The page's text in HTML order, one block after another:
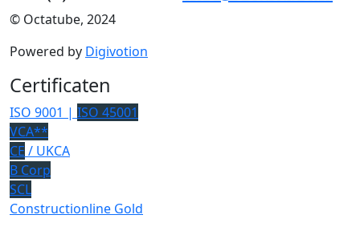
© Octatube, 2024
Powered by Digivotion
Certificaten
ISO 9001 | ISO 45001
VCA**
CE / UKCA
B Corp
SCL
Constructionline Gold